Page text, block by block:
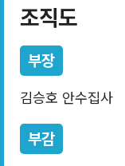
조직도
부장
김승호 안수집사
부감